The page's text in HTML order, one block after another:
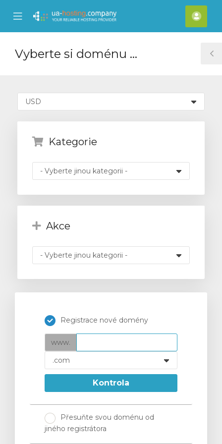
Mobile
Menu
Účet
Vyberte si doménu ...
Kategorie
Akce
Registrace nové domény
www.
Kontrola
Přesuňte svou doménu od
jiného registrátora